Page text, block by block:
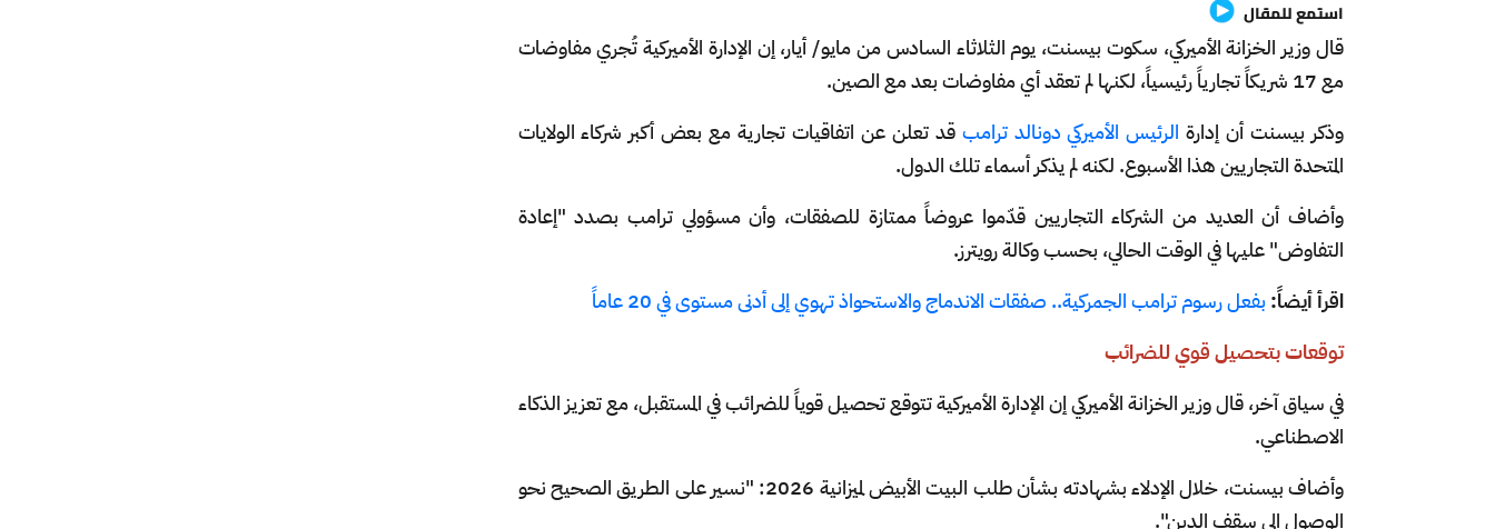
استمع للمقال
قال وزير الخزانة الأميركي، سكوت بيسنت، يوم الثلاثاء السادس من مايو/ أيار، إن الإدارة الأميركية تُجري مفاوضات
مع 17 شريكاً تجارياً رئيسياً، لكنها لم تعقد أي مفاوضات بعد مع الصين.
وذكر بيسنت أن إدارة الرئيس الأميركي دونالد ترامب قد تعلن عن اتفاقيات تجارية مع بعض أكبر شركاء الولايات
المتحدة التجاريين هذا الأسبوع. لكنه لم يذكر أسماء تلك الدول.
وأضاف أن العديد من الشركاء التجاريين قدّموا عروضاً ممتازة للصفقات، وأن مسؤولي ترامب بصدد "إعادة
التفاوض" عليها في الوقت الحالي، بحسب وكالة رويترز.
اقرأ أيضاً:بفعل رسوم ترامب الجمركية.. صفقات الاندماج والاستحواذ تهوي إلى أدنى مستوى في 20 عاماً
توقعات بتحصيل قوي للضرائب
في سياق آخر، قال وزير الخزانة الأميركي إن الإدارة الأميركية تتوقع تحصيل قوياً للضرائب في المستقبل، مع تعزيز الذكاء
الاصطناعي.
وأضاف بيسنت، خلال الإدلاء بشهادته بشأن طلب البيت الأبيض لميزانية 2026: "نسير على الطريق الصحيح نحو
الوصول إلى سقف الدين".